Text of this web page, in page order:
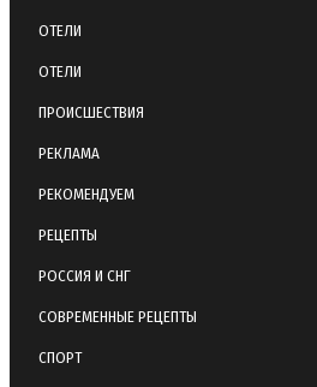
ОТЕЛИ
ОТЕЛИ
ПРОИСШЕСТВИЯ
РЕКЛАМА
РЕКОМЕНДУЕМ
РЕЦЕПТЫ
РОССИЯ И СНГ
СОВРЕМЕННЫЕ РЕЦЕПТЫ
СПОРТ